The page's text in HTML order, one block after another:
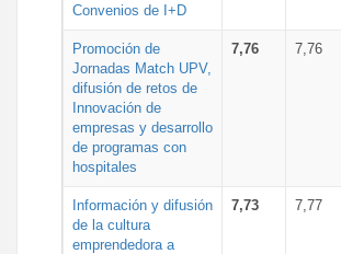
Convenios de I+D
Promoción de
Jornadas Match UPV,
difusión de retos de
Innovación de
empresas y desarrollo
de programas con
hospitales
7,76 7,76
Información y difusión
de la cultura
emprendedora a
7,73 7,77